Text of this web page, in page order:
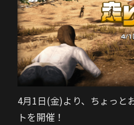
4月1日(金)より、ちょっと
トを開催！